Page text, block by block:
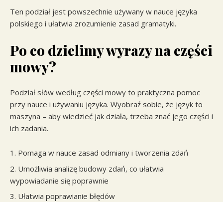
Ten podział jest powszechnie używany w nauce języka
polskiego i ułatwia zrozumienie zasad gramatyki.
Po co dzielimy wyrazy na części
mowy?
Podział słów według części mowy to praktyczna pomoc
przy nauce i używaniu języka. Wyobraź sobie, że język to
maszyna – aby wiedzieć jak działa, trzeba znać jego części i
ich zadania.
Pomaga w nauce zasad odmiany i tworzenia zdań
Umożliwia analizę budowy zdań, co ułatwia
wypowiadanie się poprawnie
Ułatwia poprawianie błędów